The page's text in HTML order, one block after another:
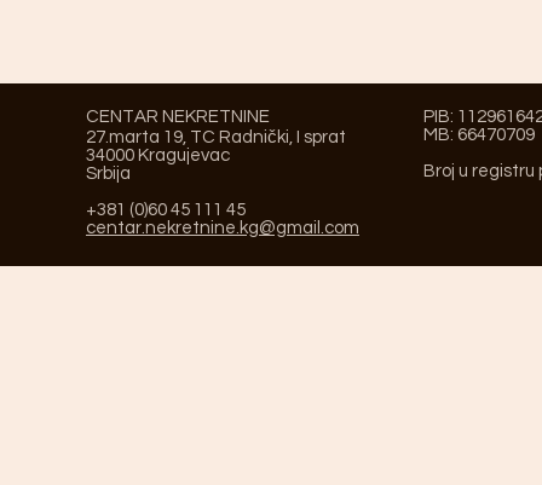
CENTAR NEKRETNINE
27.marta 19, TC Radnički, I sprat
34000 Kragujevac
Srbija
+381 (0)60 45 111 45
centar.nekretnine.kg@gmail.com
PIB:
MB: 66470709
Broj u registru